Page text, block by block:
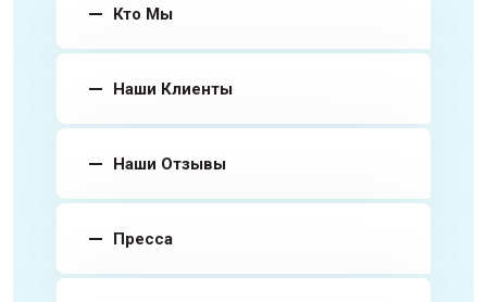
Кто Мы
Наши Клиенты
Наши Отзывы
Пресса